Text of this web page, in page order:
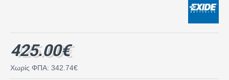
425.00€
Χωρίς ΦΠΑ: 342.74€